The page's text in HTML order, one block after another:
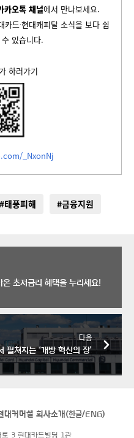
카오톡 채널에서 만나보세요.
드∙현대캐피탈 소식을 보다 쉽
있습니다.
하러가기
_NxonNj
#태풍피해 #금융지원
초저금리 혜택을 누리세요!
다음
펼쳐지는 ‘개방 혁신의 장’
대커머셜 회사소개(한글/ENG)
로 3 현대카드빌딩 1관